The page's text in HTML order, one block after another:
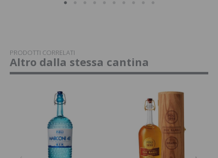
PRODOTTI CORRELATI
Altro dalla stessa cantina